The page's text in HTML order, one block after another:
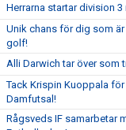
Herrarna startar division 3
Unik chans för dig som
golf!
Alli Darwich tar över som
Tack Krispin Kuoppala
Damfutsal!
Rågsveds IF samarbetar